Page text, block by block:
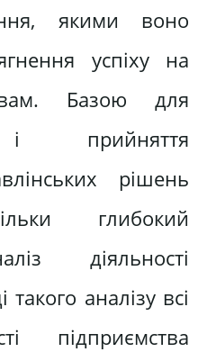
якими воно
успіху на
Базою для
і прийняття
рішень
глибокий
діяльності
аналізу всі
підприємства